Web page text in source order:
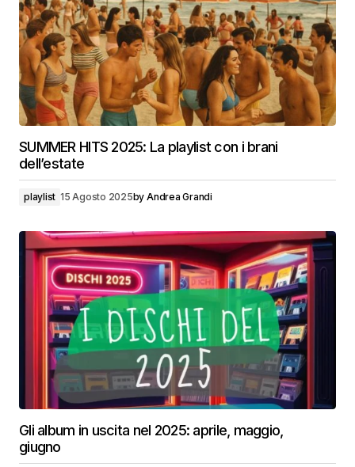
SUMMER HITS 2025: La playlist con i brani
dell’estate
playlist 15 Agosto 2025by Andrea Grandi
Gli album in uscita nel 2025: aprile, maggio,
giugno